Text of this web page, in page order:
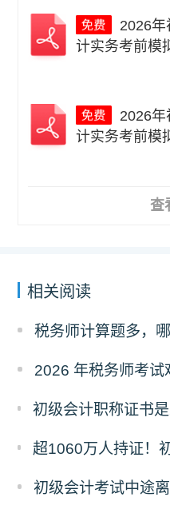
计实务考前模
计实务考前模
查
相关阅读
税务师计算题多，